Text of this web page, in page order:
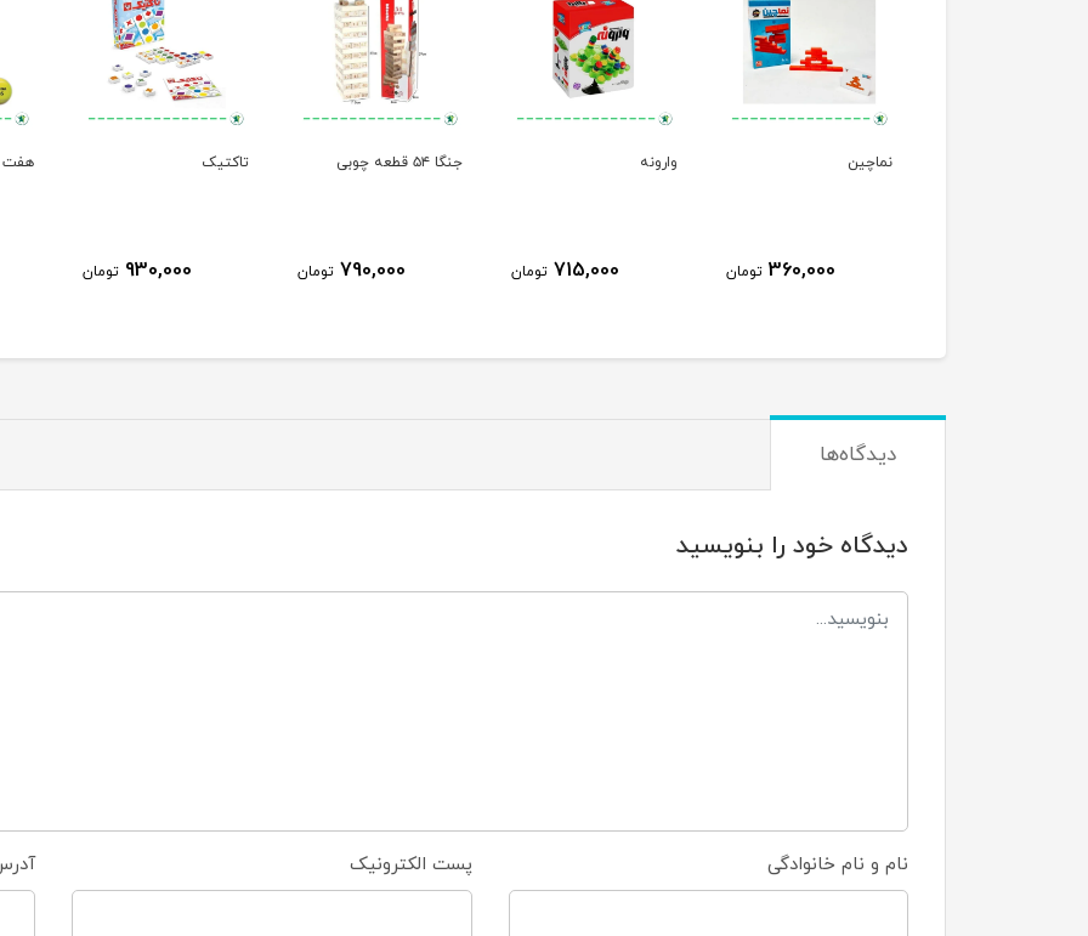
نماچین
360,000 تومان
وارونه
715,000 تومان
جنگا ۵۴ قطعه چوبی
790,000 تومان
تاکتیک
930,000 تومان
دیدگاه‌ها
دیدگاه خود را بنویسید
نام و نام خانوادگی پست الکترونیک